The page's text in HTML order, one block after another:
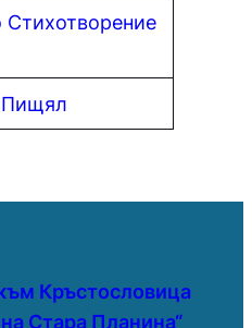
Пищял
Кръстословица
Стара Планина“